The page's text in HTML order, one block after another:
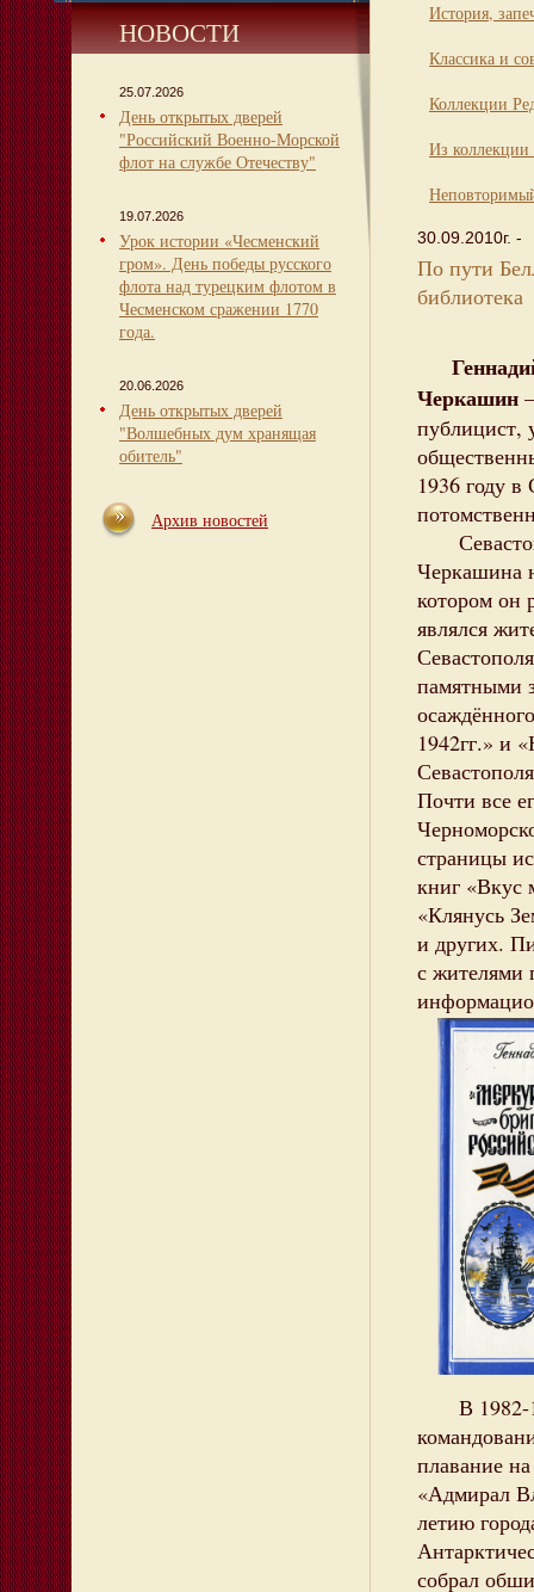
НОВОСТИ
25.07.2026
День открытых дверей
"Российский Военно-Морской
флот на службе Отечеству"
19.07.2026
Урок истории «Чесменский
гром». День победы русского
флота над турецким флотом в
Чесменском сражении 1770
года.
20.06.2026
День открытых дверей
"Волшебных дум хранящая
обитель"
Архив новостей
История,
Классика и
Коллекции
Из
30.09.2010г. -
По пути
библиотека
Черкашин
публицист,
1936 году в
Черкашина
котором он
являлся
памятными
1942гг.» и
Почти все
страницы
книг «Вкус
«Клянусь
и других.
с жителями
В 1982-
плавание
«Адмирал
летию
собрал